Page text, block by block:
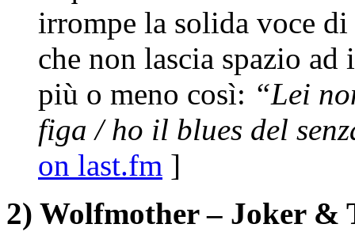
irrompe la solida voce di
che non lascia spazio
più o meno così: “Lei
figa / ho il blues del
on last.fm ]
2) Wolfmother – Joker &